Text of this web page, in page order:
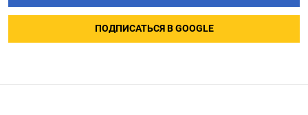
ПОДПИСАТЬСЯ В GOOGLE